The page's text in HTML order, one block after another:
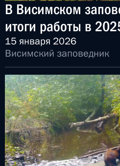
В Висимском
итоги работы в
15 января 2026
Висимский заповедник